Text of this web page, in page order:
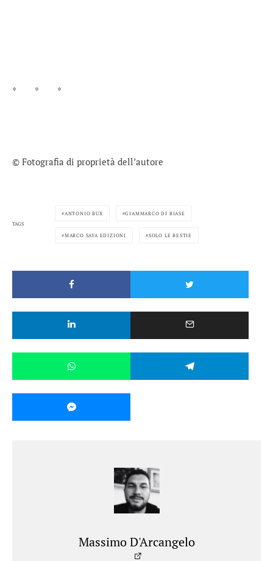
* * *
© Fotografia di proprietà dell’autore
TAGS
ANTONIO BUX GIAMMARCO DI BIASE
MARCO SAYA EDIZIONI SOLO LE BESTIE
Massimo D'Arcangelo